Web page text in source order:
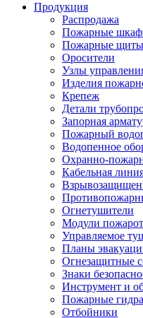
Продукция
Распродажа
Пожарные
Пожарные щиты
Оросители
Узлы
Изделия
Крепеж
Детали
Запорная
Пожарный
Водопенное
Охранно-
Кабельная
Огнетушители
Модули
Управляемое
Планы
Огнезащитные
Знаки
Инструмент и
Пожарные
Отбойники